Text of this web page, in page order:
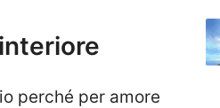
perché per amore